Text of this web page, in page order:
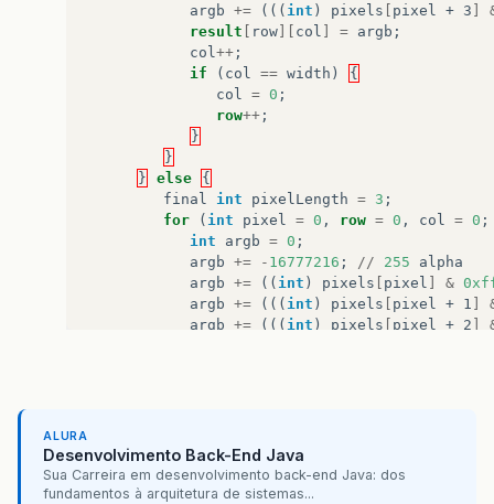
argb += ((( int ) pixels pixel + 3
result
row col = argb ;
col++ ;
if
( col == width )
{
col = 0 ;
row++ ;
}
}
}
else
{
final
int pixelLength = 3 ;
for
( int pixel = 0 , row = 0 , col = 0 ;
int
argb = 0 ;
argb += - 16777216 ; // 255
alpha
argb += (( int ) pixels pixel &
argb += ((( int ) pixels pixel + 1
argb += ((( int ) pixels pixel + 2
}
}
}
ALURA
Desenvolvimento Back-End Java
Sua Carreira em desenvolvimento back-end Java: dos
fundamentos à arquitetura de sistemas...